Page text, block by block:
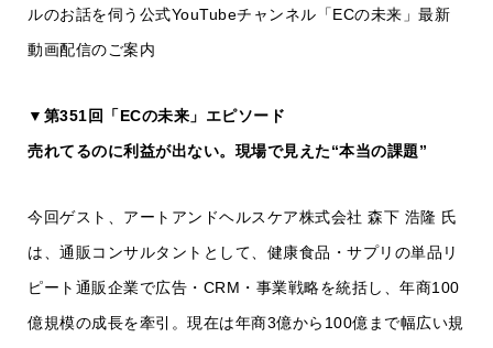
ルのお話を伺う公式YouTubeチャンネル「ECの未来」最新
動画配信のご案内
▼第351回「ECの未来」エピソード
売れてるのに利益が出ない。現場で見えた“本当の課題”
今回ゲスト、アートアンドヘルスケア株式会社 森下 浩隆 氏
は、通販コンサルタントとして、健康食品・サプリの単品リ
ピート通販企業で広告・CRM・事業戦略を統括し、年商100
億規模の成長を牽引。現在は年商3億から100億まで幅広い規